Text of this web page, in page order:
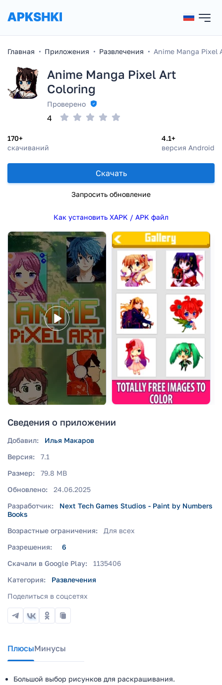
Главная Приложения Развлечения Anime Manga Pixel
Anime Manga Pixel Art
Coloring
Проверено
170+
скачиваний
4.1+
версия Android
4
Скачать
Запросить обновление
Как установить XAPK / APK файл
Сведения о приложении
Добавил:
Илья Макаров
Версия:
7.1
Размер:
79.8 MB
Обновлено:
24.06.2025
Разработчик:
Next Tech Games Studios - Paint by Numbers
Books
Возрастные ограничения:
Для всех
Разрешения:
6
Скачали в Google Play:
1135406
Категория:
Развлечения
Поделиться в соцсетях
ПлюсыМинусы
Большой выбор рисунков для раскрашивания.